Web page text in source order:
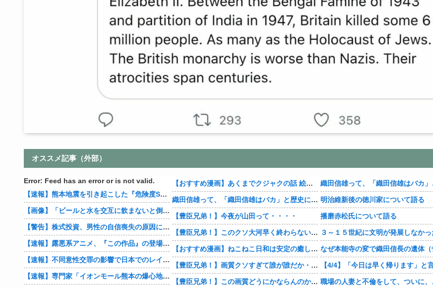
オススメ記事（外部）
Error: Feed has an error or is not valid.
【速報】熊本地震を引き起こした『危険度Sランク断層』日本のド真ん中に10カ所もあると判明
【画像】「ビールと水を交互に飲まないと倒れるグラス」発売
【警告】株式投資、男性の自信喪失の原因に… 6割超が「人生の敗者」自認
【速報】露悪系アニメ、『この作品』の登場で最盛期を迎えてしまう…
【速報】不同意性交罪の影響で日本でのレイプ認知件数爆増
【速報】専門家「イオンモール熊本の爆心地に”こんなもの”があったんだけど…」
【おすすめ漫画】あくまでクジャクの話 絵が綺麗・・・・
織田信雄って、「織田信雄はバカ」と歴史に書かれているが今まで家が残っているんでバカではないよな？
【豊臣兄弟！】今夜が山田って・・・・
【豊臣兄弟！】このクソ大河早く終わらないかな・・・？
【おすすめ漫画】ねこねこ日和は安定の癒し・・・・
【豊臣兄弟！】画質クソすぎて誰が誰だか・・・？
【豊臣兄弟！】この画質どうにかならんのか・・・？
明治維新後の徳川家について語る
播磨赤松氏について語る
職場の人妻と不倫をして、ついに、